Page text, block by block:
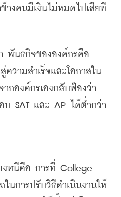
ข้างคนมีเงินไม่หมดไปเสียที
พันธกิจขององค์กรคือ
ความสำเร็จและโอกาสใน
กองค์กรเองกลับฟ้องว่า
บ SAT และ AP
ได้ต่ำกว่า
งหนีคือ การที่ College
ในการปรับวิธีดำเนินงานให้